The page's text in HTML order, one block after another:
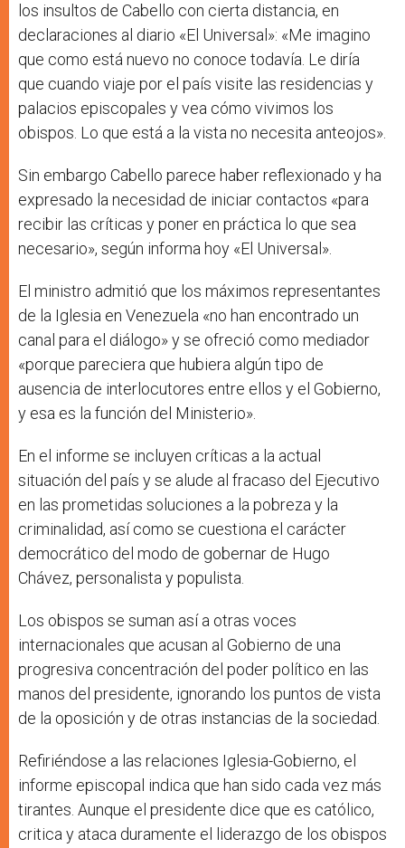
los insultos de Cabello con cierta distancia, en
declaraciones al diario «El Universal»: «Me imagino
que como está nuevo no conoce todavía. Le diría
que cuando viaje por el país visite las residencias y
palacios episcopales y vea cómo vivimos los
obispos. Lo que está a la vista no necesita anteojos».
Sin embargo Cabello parece haber reflexionado y ha
expresado la necesidad de iniciar contactos «para
recibir las críticas y poner en práctica lo que sea
necesario», según informa hoy «El Universal».
El ministro admitió que los máximos representantes
de la Iglesia en Venezuela «no han encontrado un
canal para el diálogo» y se ofreció como mediador
«porque pareciera que hubiera algún tipo de
ausencia de interlocutores entre ellos y el Gobierno,
y esa es la función del Ministerio».
En el informe se incluyen críticas a la actual
situación del país y se alude al fracaso del Ejecutivo
en las prometidas soluciones a la pobreza y la
criminalidad, así como se cuestiona el carácter
democrático del modo de gobernar de Hugo
Chávez, personalista y populista.
Los obispos se suman así a otras voces
internacionales que acusan al Gobierno de una
progresiva concentración del poder político en las
manos del presidente, ignorando los puntos de vista
de la oposición y de otras instancias de la sociedad.
Refiriéndose a las relaciones Iglesia-Gobierno, el
informe episcopal indica que han sido cada vez más
tirantes. Aunque el presidente dice que es católico,
critica y ataca duramente el liderazgo de los obispos